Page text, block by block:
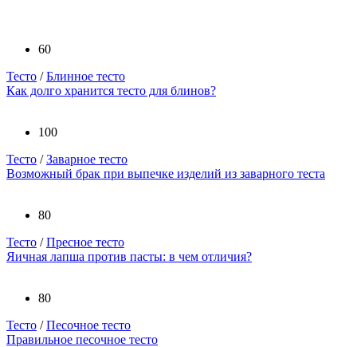
60
Тесто /Блинное тесто
Как долго хранится тесто для блинов?
100
Тесто /Заварное тесто
Возможный брак при выпечке изделий из заварного теста
80
Тесто /Пресное тесто
Яичная лапша против пасты: в чем отличия?
80
Тесто /Песочное тесто
Правильное песочное тесто